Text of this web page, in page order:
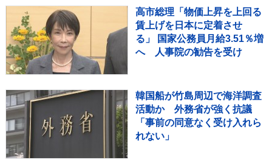
高市総理「物価上昇を上回る
賃上げを日本に定着させ
る」 国家公務員月給3.51％増
へ 人事院の勧告を受け
韓国船が竹島周辺で海洋調査
活動か 外務省が強く抗議
「事前の同意なく受け入れら
れない」